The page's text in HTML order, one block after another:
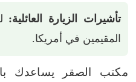
تأشيرات الزيارة العائلية:
المقيمين في أمريكا.
مكتب الصقر يساعدك